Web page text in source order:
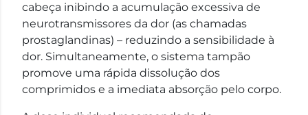
cabeça inibindo a acumulação excessiva de
neurotransmissores da dor (as chamadas
prostaglandinas) – reduzindo a sensibilidade à
dor. Simultaneamente, o sistema tampão
promove uma rápida dissolução dos
comprimidos e a imediata absorção pelo corpo.